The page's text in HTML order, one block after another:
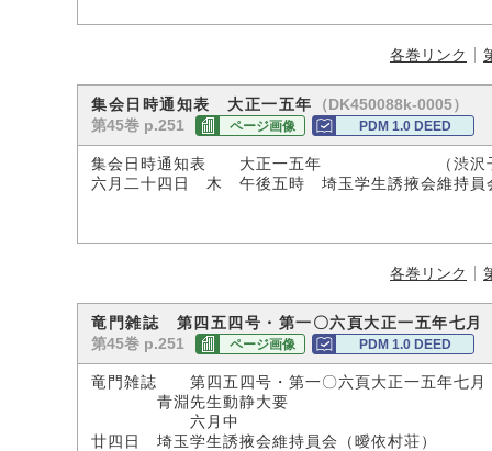
各巻リンク
集会日時通知表 大正一五年
（DK450088k-0005）
第45巻 p.251
ページ画像 PDM 1.0 DEED
集会日時通知表 大正一五年 （渋沢子
六月二十四日 木 午後五時 埼玉学生誘掖会維持員
各巻リンク
竜門雑誌 第四五四号・第一〇六頁大正一五年七
第45巻 p.251 ページ画像 PDM 1.0 DEED
竜門雑誌 第四五四号・第一〇六頁大正一五年七月
青淵先生動静大要
六月中
廿四日 埼玉学生誘掖会維持員会（曖依村荘）